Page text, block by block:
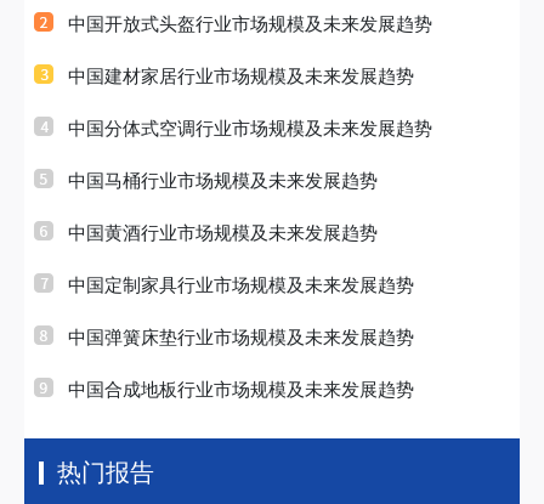
中国开放式头盔行业市场规模及未来发展趋势
中国建材家居行业市场规模及未来发展趋势
中国分体式空调行业市场规模及未来发展趋势
中国马桶行业市场规模及未来发展趋势
中国黄酒行业市场规模及未来发展趋势
中国定制家具行业市场规模及未来发展趋势
中国弹簧床垫行业市场规模及未来发展趋势
中国合成地板行业市场规模及未来发展趋势
热门报告